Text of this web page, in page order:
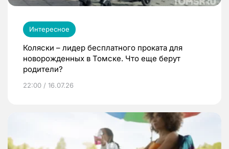
Интересное
Коляски – лидер бесплатного проката для
новорожденных в Томске. Что еще берут
родители?
22:00 / 16.07.26